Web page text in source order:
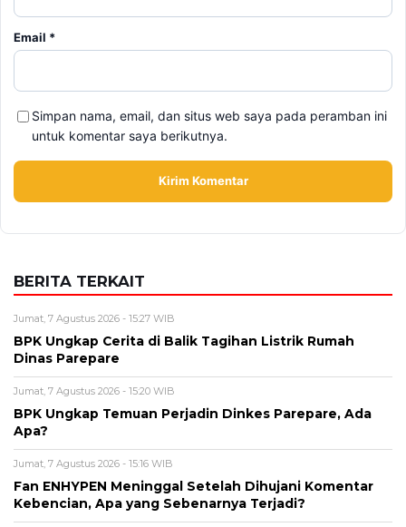
Email *
Simpan nama, email, dan situs web saya pada peramban ini
untuk komentar saya berikutnya.
BERITA TERKAIT
Jumat, 7 Agustus 2026 - 15:27 WIB
BPK Ungkap Cerita di Balik Tagihan Listrik Rumah
Dinas Parepare
Jumat, 7 Agustus 2026 - 15:20 WIB
BPK Ungkap Temuan Perjadin Dinkes Parepare, Ada
Apa?
Jumat, 7 Agustus 2026 - 15:16 WIB
Fan ENHYPEN Meninggal Setelah Dihujani Komentar
Kebencian, Apa yang Sebenarnya Terjadi?